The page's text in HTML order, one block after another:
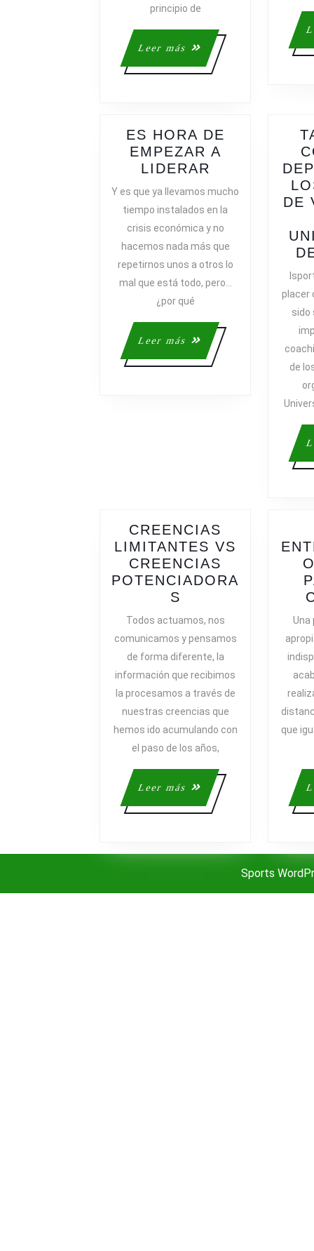
principio de
Leer más
Leer
más
ES HORA DE
EMPEZAR A
LIDERAR
HORA
EMPEZAR
A
LIDERAR
Y es que ya llevamos mucho
tiempo instalados en la
crisis económica y no
hacemos nada más que
repetirnos unos a otros lo
mal que está todo, pero…
¿por qué
Leer más
Leer
más
DE
placer
sido
de
CREENCIAS
LIMITANTES VS
CREENCIAS
POTENCIADORA
S
CREENCIAS
Todos actuamos, nos
comunicamos y pensamos
de forma diferente, la
información que recibimos
la procesamos a través de
nuestras creencias que
hemos ido acumulando con
el paso de los años,
Leer más
Leer
más
Una
que
Sports